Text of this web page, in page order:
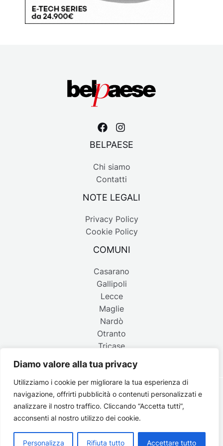
Diamo valore alla tua privacy
Utilizziamo i cookie per migliorare la tua esperienza di
navigazione, offrirti pubblicità o contenuti personalizzati e
analizzare il nostro traffico. Cliccando “Accetta tutti”,
acconsenti al nostro utilizzo dei cookie.
Personalizza Rifiuta tutto Accettare tutto
BELPAESE
Chi siamo
Contatti
NOTE LEGALI
Privacy Policy
Cookie Policy
COMUNI
Casarano
Gallipoli
Lecce
Maglie
Nardò
Otranto
Tricase
Copyright © 2026 Belpaese | Periodico d'informazione del
Salento - P.IVA 4637850753 - Testata registrata il 18 gennaio